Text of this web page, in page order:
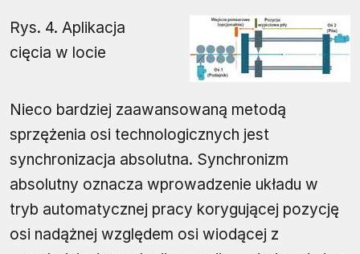
Rys. 4. Aplikacja
cięcia w locie
Nieco bardziej zaawansowaną metodą
sprzężenia osi technologicznych jest
synchronizacja absolutna. Synchronizm
absolutny oznacza wprowadzenie układu w
tryb automatycznej pracy korygującej pozycję
osi nadążnej względem osi wiodącej z